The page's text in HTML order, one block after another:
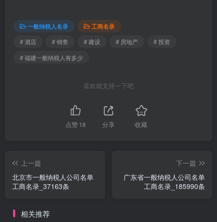
一般纳税人名录
工商名录
# 酒店
# 销售 # 建设 # 房地产
# 投资
# 福建一般纳税人有多少
喜欢就支持一下吧
点赞18 分享 收藏
上一篇
北京市一般纳税人公司名单
工商名录_37163条
下一篇
广东省一般纳税人公司名单
工商名录_185990条
相关推荐